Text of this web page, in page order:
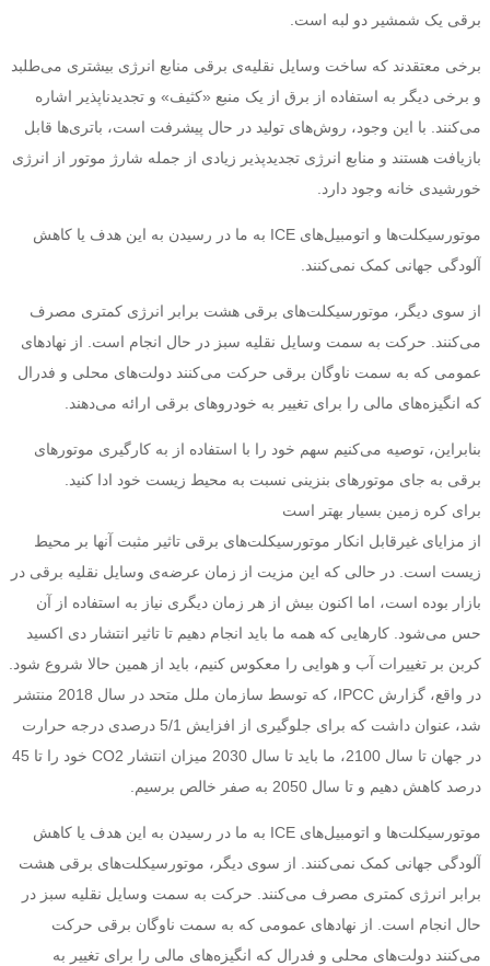
برقی یک شمشیر دو لبه است.
برخی معتقدند که ساخت وسایل نقلیه‌ی برقی منابع انرژی بیشتری می‌طلبد
و برخی دیگر به استفاده از برق از یک منبع «کثیف» و تجدیدناپذیر اشاره
می‌کنند. با این وجود، روش‌های تولید در حال پیشرفت است، باتری‌ها قابل
بازیافت هستند و منابع انرژی تجدیدپذیر زیادی از جمله شارژ موتور از انرژی
خورشیدی خانه وجود دارد.
موتورسیکلت‌ها و اتومبیل‌های ICE به ما در رسیدن به این هدف یا کاهش
آلودگی جهانی کمک نمی‌کنند.
از سوی دیگر، موتورسیکلت‌های برقی هشت برابر انرژی کمتری مصرف
می‌کنند. حرکت به سمت وسایل نقلیه سبز در حال انجام است. از نهادهای
عمومی که به سمت ناوگان برقی حرکت می‌کنند دولت‌های محلی و فدرال
که انگیزه‌های مالی را برای تغییر به خودروهای برقی ارائه می‌دهند.
بنابراین، توصیه می‌کنیم سهم خود را با استفاده از به کارگیری موتورهای
برقی به جای موتورهای بنزینی نسبت به محیط زیست خود ادا کنید.
برای کره زمین بسیار بهتر است
از مزایای غیرقابل انکار موتورسیکلت‌های برقی تاثیر مثبت آنها بر محیط
زیست است. در حالی که این مزیت از زمان عرضه‌ی وسایل نقلیه برقی در
بازار بوده است، اما اکنون بیش از هر زمان دیگری نیاز به استفاده از آن
حس می‌شود. کارهایی که همه ما باید انجام دهیم تا تاثیر انتشار دی اکسید
کربن بر تغییرات آب و هوایی را معکوس کنیم، باید از همین حالا شروع شود.
در واقع، گزارش IPCC، که توسط سازمان ملل متحد در سال 2018 منتشر
شد، عنوان داشت که برای جلوگیری از افزایش 5/1 درصدی درجه حرارت
در جهان تا سال 2100، ما باید تا سال 2030 میزان انتشار CO2 خود را تا 45
درصد کاهش دهیم و تا سال 2050 به صفر خالص برسیم.
موتورسیکلت‌ها و اتومبیل‌های ICE به ما در رسیدن به این هدف یا کاهش
آلودگی جهانی کمک نمی‌کنند. از سوی دیگر، موتورسیکلت‌های برقی هشت
برابر انرژی کمتری مصرف می‌کنند. حرکت به سمت وسایل نقلیه سبز در
حال انجام است. از نهادهای عمومی که به سمت ناوگان برقی حرکت
می‌کنند دولت‌های محلی و فدرال که انگیزه‌های مالی را برای تغییر به